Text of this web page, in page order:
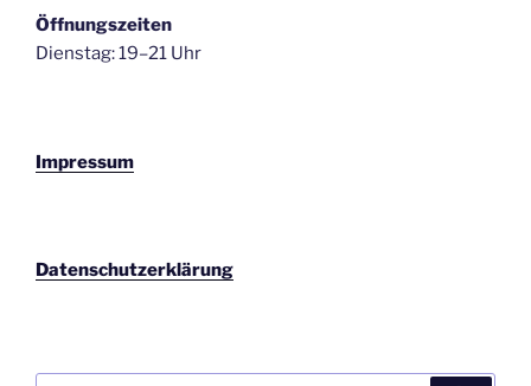
Öffnungszeiten
Dienstag: 19–21 Uhr
Impressum
Datenschutzerklärung